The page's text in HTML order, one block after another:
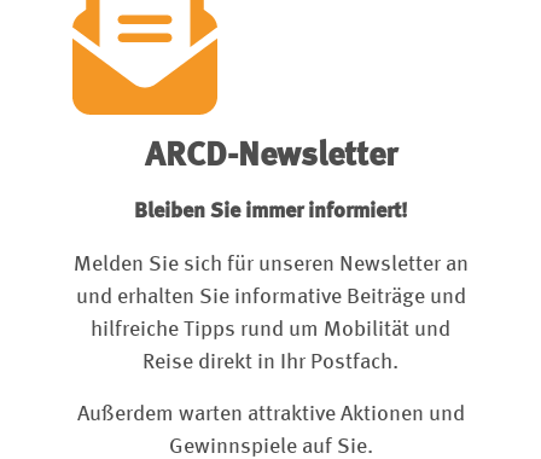
ARCD-Newsletter
Bleiben Sie immer informiert!
Melden Sie sich für unseren Newsletter an
und erhalten Sie informative Beiträge und
hilfreiche Tipps rund um Mobilität und
Reise direkt in Ihr Postfach.
Außerdem warten attraktive Aktionen und
Gewinnspiele auf Sie.